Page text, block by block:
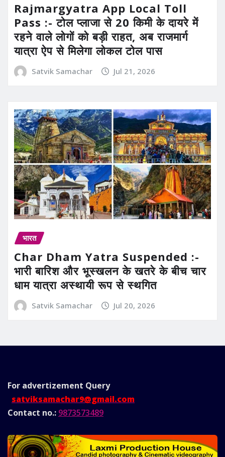
Rajmargyatra App Local Toll
Pass :- टोल प्लाजा से 20 किमी के दायरे में
रहने वाले लोगों को बड़ी राहत, अब राजमार्ग
यात्रा ऐप से मिलेगा लोकल टोल पास
Satvik Samachar Jul 21, 2026
भारत
Char Dham Yatra Suspended :-
भारी बारिश और भूस्खलन के खतरे के बीच चार
धाम यात्रा अस्थायी रूप से स्थगित
Satvik Samachar Jul 20, 2026
For advertizement Query
satviksamachar9@gmail.com
Contact no.: 9873573489